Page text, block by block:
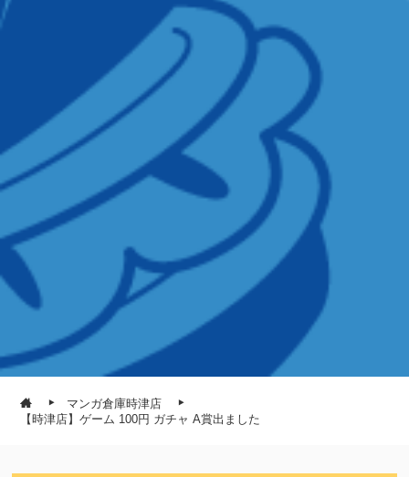
マンガ倉庫時津店
【時津店】ゲーム 100円 ガチャ A賞出ました